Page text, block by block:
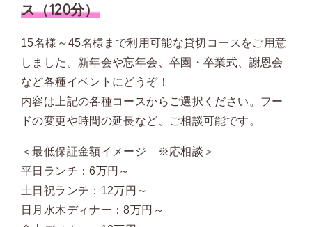
ス（120分）
15名様～45名様まで利用可能な貸切コースをご用意
しました。新年会や忘年会、卒園・卒業式、謝恩会
など各種イベントにどうぞ！
内容は上記の各種コースからご選択ください。フー
ドの変更や時間の延長など、ご相談可能です。
＜最低保証金額イメージ ※応相談＞
平日ランチ：6万円～
土日祝ランチ：12万円～
日月水木ディナー：8万円～